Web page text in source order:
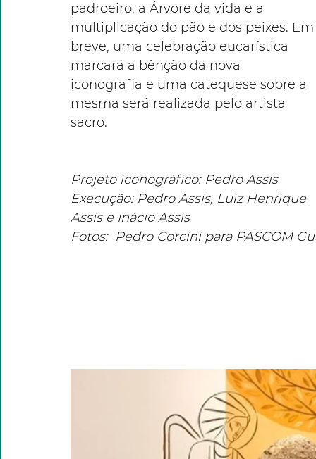
padroeiro, a Árvore da vida e a
multiplicação do pão e dos peixes.
breve, uma celebração eucarística
marcará a bênção da nova
iconografia e uma catequese sobre a
mesma será realizada pelo artista
sacro.
Projeto iconográfico: Pedro Assis
Execução: Pedro Assis, Luiz Henrique
Assis e Inácio Assis
Fotos:  Pedro Corcini para PASCOM